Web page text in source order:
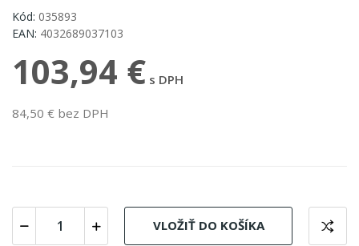
Kód: 035893
EAN: 4032689037103
103,94 € s DPH
84,50 € bez DPH
VLOŽIŤ DO KOŠÍKA